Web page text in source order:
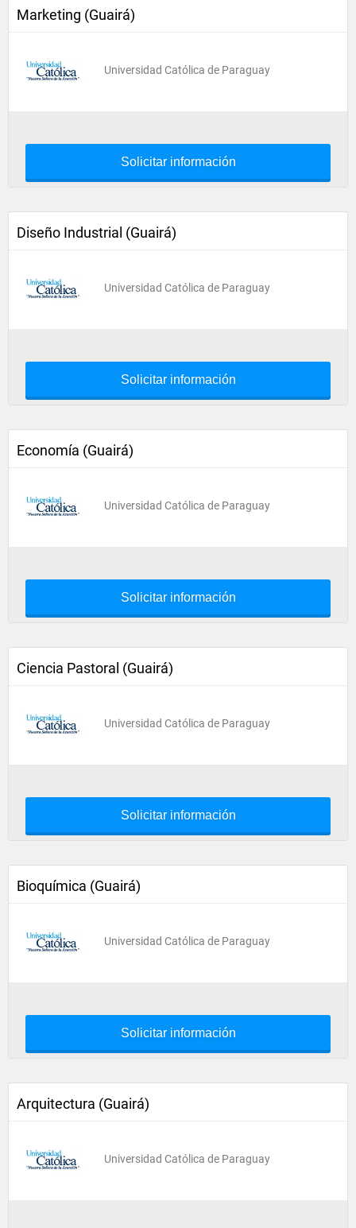
Marketing (Guairá)
Universidad Católica de Paraguay
Solicitar información
Diseño Industrial (Guairá)
Universidad Católica de Paraguay
Solicitar información
Economía (Guairá)
Universidad Católica de Paraguay
Solicitar información
Ciencia Pastoral (Guairá)
Universidad Católica de Paraguay
Solicitar información
Bioquímica (Guairá)
Universidad Católica de Paraguay
Solicitar información
Arquitectura (Guairá)
Universidad Católica de Paraguay